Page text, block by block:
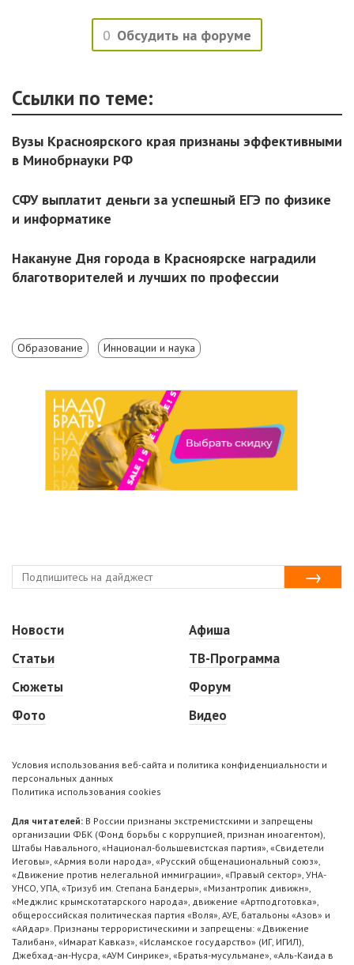
0 Обсудить на форуме
Ссылки по теме:
Вузы Красноярского края признаны эффективными
в Минобрнауки РФ
СФУ выплатит деньги за успешный ЕГЭ по физике
и информатике
Накануне Дня города в Красноярске наградили
благотворителей и лучших по профессии
Образование Инновации и наука
Новости
Статьи
Сюжеты
Фото
Афиша
ТВ-Программа
Форум
Видео
Условия использования веб-сайта и политика конфиденциальности и
персональных данных
Политика использования cookies
Для читателей: В России признаны экстремистскими и запрещены
организации ФБК (Фонд борьбы с коррупцией, признан иноагентом),
Штабы Навального, «Национал-большевистская партия», «Свидетели
Иеговы», «Армия воли народа», «Русский общенациональный союз»,
«Движение против нелегальной иммиграции», «Правый сектор», УНА-
УНСО, УПА, «Тризуб им. Степана Бандеры», «Мизантропик дивижн»,
«Меджлис крымскотатарского народа», движение «Артподготовка»,
общероссийская политическая партия «Воля», АУЕ, батальоны «Азов» и
«Айдар». Признаны террористическими и запрещены: «Движение
Талибан», «Имарат Кавказ», «Исламское государство» (ИГ, ИГИЛ),
Джебхад-ан-Нусра, «АУМ Синрике», «Братья-мусульмане», «Аль-Каида в